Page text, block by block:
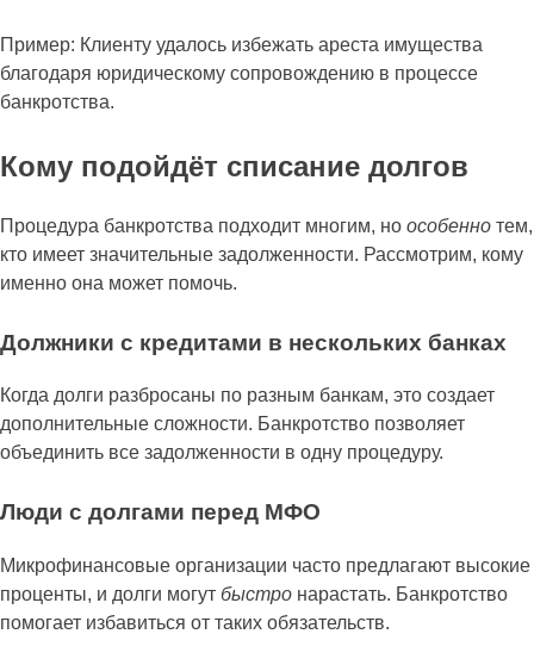
Пример: Клиенту удалось избежать ареста имущества
благодаря юридическому сопровождению в процессе
банкротства.
Кому подойдёт списание долгов
Процедура банкротства подходит многим, но особенно тем,
кто имеет значительные задолженности. Рассмотрим, кому
именно она может помочь.
Должники с кредитами в нескольких банках
Когда долги разбросаны по разным банкам, это создает
дополнительные сложности. Банкротство позволяет
объединить все задолженности в одну процедуру.
Люди с долгами перед МФО
Микрофинансовые организации часто предлагают высокие
проценты, и долги могут быстро нарастать. Банкротство
помогает избавиться от таких обязательств.